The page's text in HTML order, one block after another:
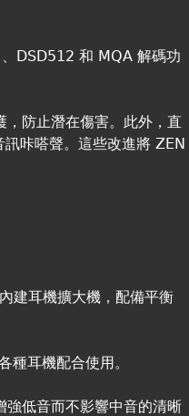
DSD512 和 MQA 解碼功
防止潛在傷害。此外，直
咔嗒聲。這些改進將 ZEN
建耳機擴大機，配備平衡
耳機配合使用。
低音而不影響中音的清晰